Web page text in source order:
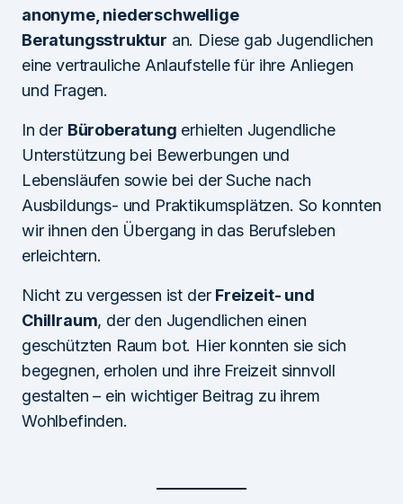
anonyme, niederschwellige
Beratungsstruktur an. Diese gab Jugendlichen
eine vertrauliche Anlaufstelle für ihre Anliegen
und Fragen.
In der Büroberatung erhielten Jugendliche
Unterstützung bei Bewerbungen und
Lebensläufen sowie bei der Suche nach
Ausbildungs- und Praktikumsplätzen. So konnten
wir ihnen den Übergang in das Berufsleben
erleichtern.
Nicht zu vergessen ist der Freizeit- und
Chillraum, der den Jugendlichen einen
geschützten Raum bot. Hier konnten sie sich
begegnen, erholen und ihre Freizeit sinnvoll
gestalten – ein wichtiger Beitrag zu ihrem
Wohlbefinden.